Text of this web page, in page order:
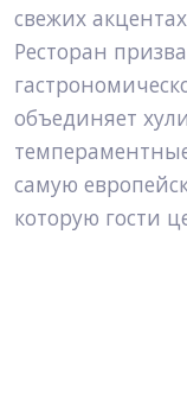
свежих
Ресторан
объединяет
самую
которую гости